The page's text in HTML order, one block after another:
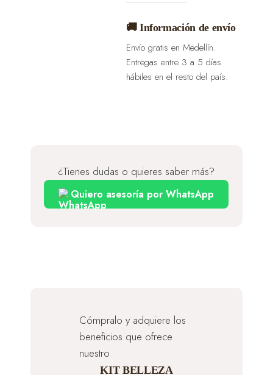
🚚 Información de envío
Envío gratis en Medellín.
Entregas entre 3 a 5 días
hábiles en el resto del país.
¿Tienes dudas o quieres saber más?
Quiero asesoría por WhatsApp
Cómpralo y adquiere los
beneficios que ofrece
nuestro
KIT BELLEZA